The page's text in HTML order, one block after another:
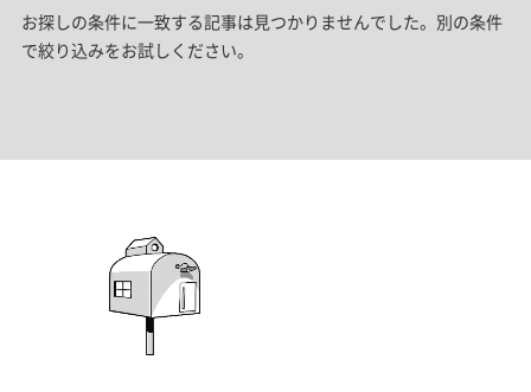
お探しの条件に一致する記事は見つかりませんでした。 別の条件
で絞り込みをお試しください。